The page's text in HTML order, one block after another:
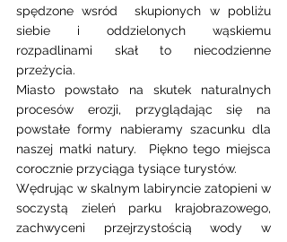
spędzone wsród  skupionych w pobliżu
siebie i oddzielonych wąskiemu
rozpadlinami skał to niecodzienne
przeżycia.
Miasto powstało na skutek naturalnych
procesów erozji, przyglądając się na
powstałe formy nabieramy szacunku dla
naszej matki natury.  Piękno tego miejsca
corocznie przyciąga tysiące turystów.
Wędrując w skalnym labiryncie zatopieni w
soczystą zieleń parku krajobrazowego,
zachwyceni przejrzystością wody w